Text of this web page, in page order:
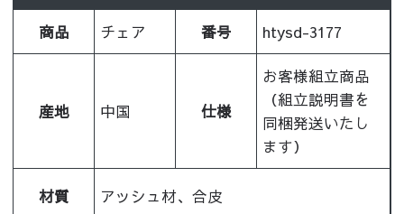
商品 チェア 番号 htysd-3177
産地 中国 仕様
お客様組立商品
（組立説明書を
同梱発送いたし
ます）
材質 アッシュ材、合皮